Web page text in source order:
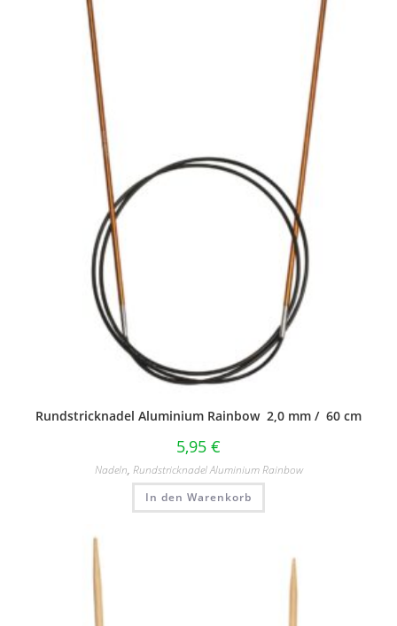
Rundstricknadel Aluminium Rainbow 2,0 mm / 60 cm
5,95 €
Nadeln, Rundstricknadel Aluminium Rainbow
In den Warenkorb